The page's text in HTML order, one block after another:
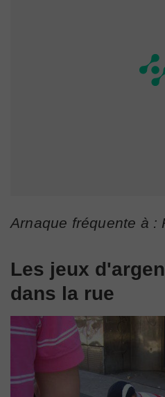
Arnaque fréquente à :
Les jeux
dans la rue